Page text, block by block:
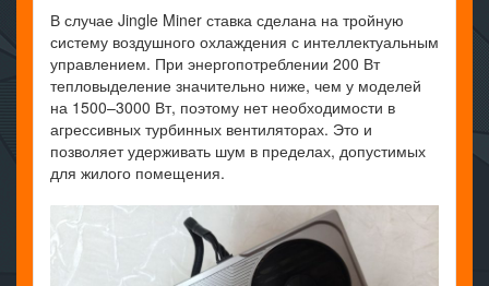
В случае Jingle Miner ставка сделана на тройную
систему воздушного охлаждения с интеллектуальным
управлением. При энергопотреблении 200 Вт
тепловыделение значительно ниже, чем у моделей
на 1500–3000 Вт, поэтому нет необходимости в
агрессивных турбинных вентиляторах. Это и
позволяет удерживать шум в пределах, допустимых
для жилого помещения.